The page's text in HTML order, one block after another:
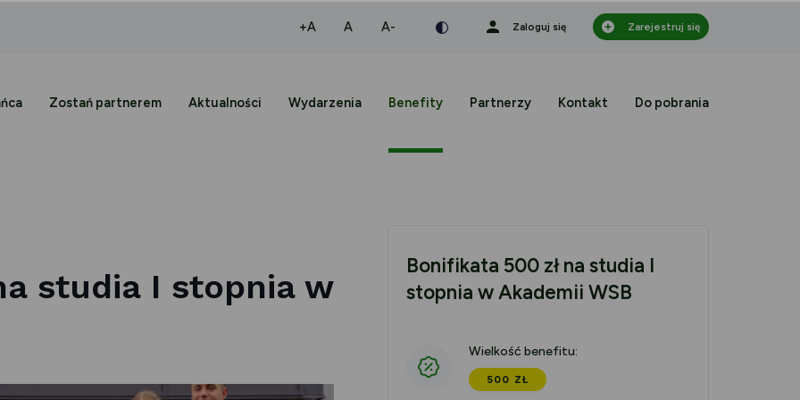
+Awiększa czcionka
Anormalna czcionka
A-mniejsza czcionka Zaloguj się Zarejestruj się
Zostań partnerem Aktualności Wydarzenia Benefity Partnerzy Kontakt Do pobrania
studia I stopnia w
Bonifikata 500 zł na studia I
stopnia w Akademii WSB
Wielkość benefitu:
500 ZŁ